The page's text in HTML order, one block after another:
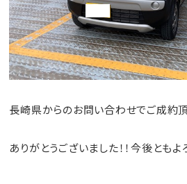
長崎県からのお問い合わせでご成約
ありがとうございました！！今後とも